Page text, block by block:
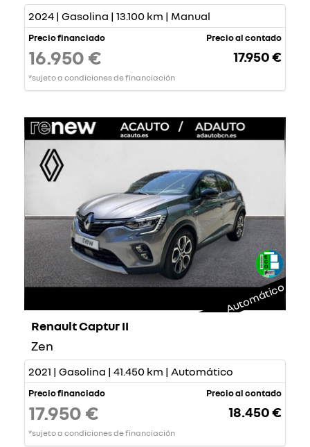
2024 | Gasolina | 13.100 km | Manual
Precio financiado
16.950 €
*sujeto a condiciones de financiación
Precio al contado
17.950 €
Automático
Renault Captur II
Zen
2021 | Gasolina | 41.450 km | Automático
Precio financiado
17.950 €
*sujeto a condiciones de financiación
Precio al contado
18.450 €